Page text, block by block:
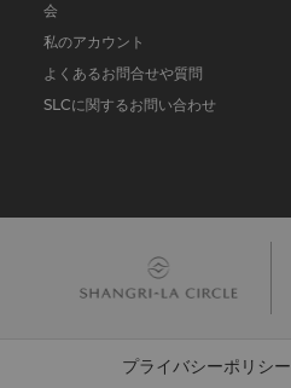
会
私のアカウント
よくあるお問合せや質問
SLCに関するお問い合わせ
プライバシーポリシー